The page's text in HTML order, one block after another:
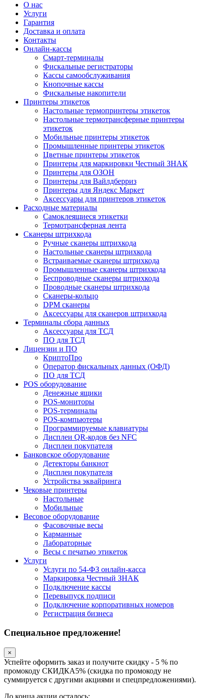
О нас
Услуги
Гарантия
Доставка и оплата
Контакты
Онлайн-кассы
Смарт-терминалы
Фискальные регистраторы
Кассы самообслуживания
Кнопочные кассы
Фискальные накопители
Принтеры этикеток
Настольные термопринтеры этикеток
Настольные термотрансферные принтеры
этикеток
Мобильные принтеры этикеток
Промышленные принтеры этикеток
Цветные принтеры этикеток
Принтеры для маркировки Честный ЗНАК
Принтеры для ОЗОН
Принтеры для Вайлдберриз
Принтеры для Яндекс Маркет
Аксессуары для принтеров этикеток
Расходные материалы
Самоклеящиеся этикетки
Термотрансферная лента
Сканеры штрихкода
Ручные сканеры штрихкода
Настольные сканеры штрихкода
Встраиваемые сканеры штрихкода
Промышленные сканеры штрихкода
Беспроводные сканеры штрихкода
Проводные сканеры штрихкода
Сканеры-кольцо
DPM сканеры
Аксессуары для сканеров штрихкода
Терминалы сбора данных
Аксессуары для ТСД
ПО для ТСД
Лицензии и ПО
КриптоПро
Оператор фискальных данных (ОФД)
ПО для ТСД
POS оборудование
Денежные ящики
POS-мониторы
POS-терминалы
POS-компьютеры
Программируемые клавиатуры
Дисплеи QR-кодов без NFC
Дисплеи покупателя
Банковское оборудование
Детекторы банкнот
Дисплеи покупателя
Устройства эквайринга
Чековые принтеры
Настольные
Мобильные
Весовое оборудование
Фасовочные весы
Карманные
Лабораторные
Весы с печатью этикеток
Услуги
Услуги по 54-ФЗ онлайн-касса
Маркировка Честный ЗНАК
Подключение кассы
Перевыпуск подписи
Подключение корпоративных номеров
Регистрация бизнеса
Специальное предложение!
×
Успейте оформить заказ и получите скидку - 5 % по
промокоду СКИДКА5% (скидка по промокоду не
суммируется с другими акциями и спецпредложениями).
До конца акции осталось: